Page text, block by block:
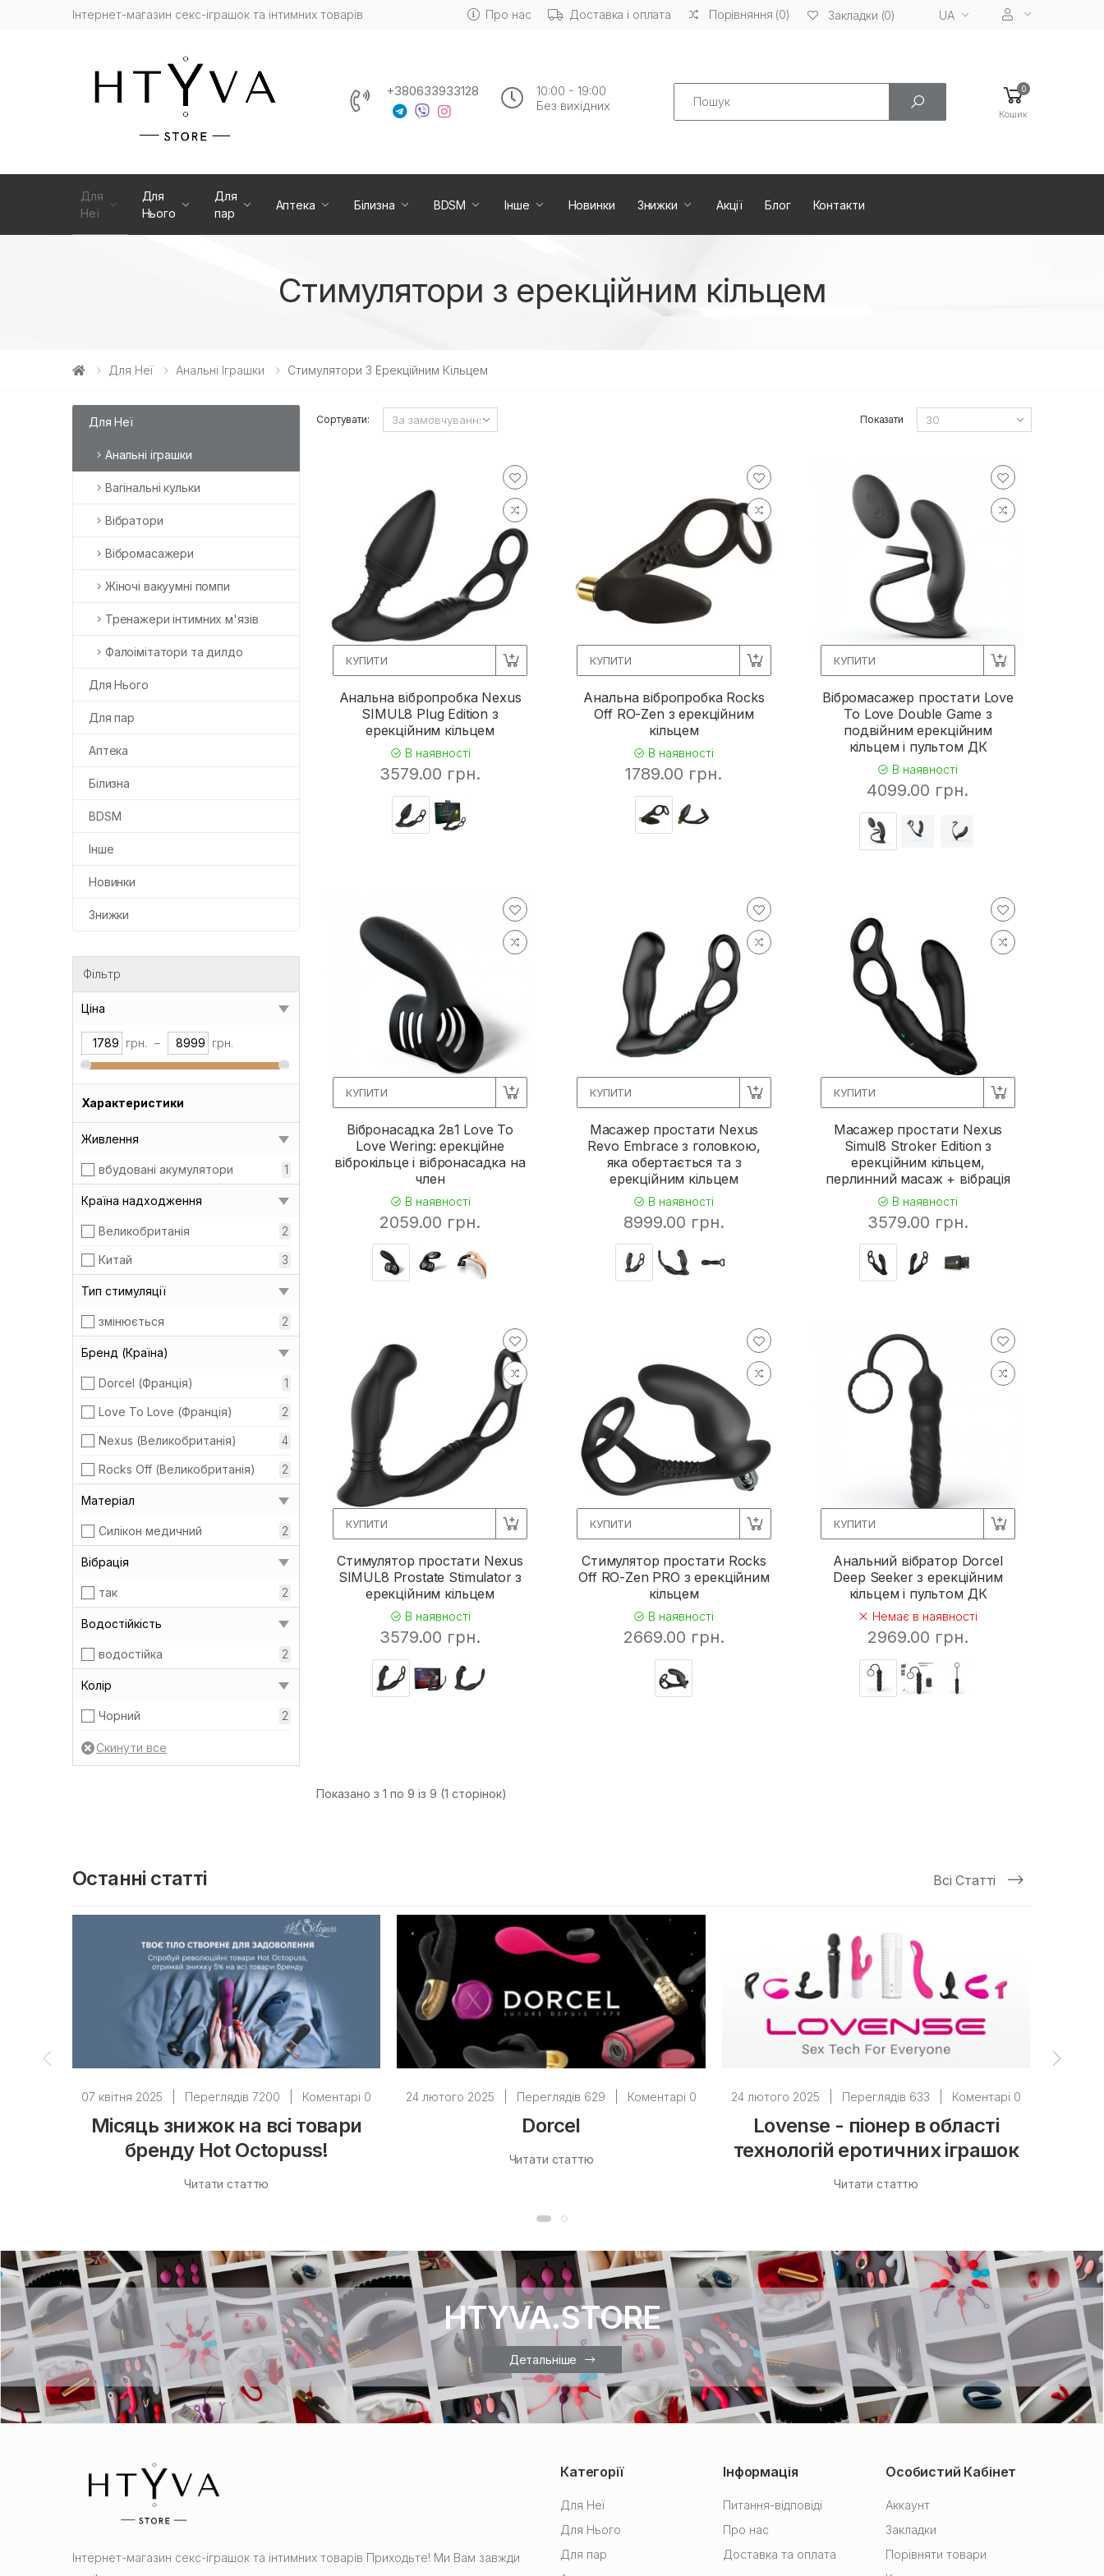
Інтернет-магазин cекс-іграшок та інтимних товарів Про нас Доставка і оплата Порівняння (0) Закладки (0) UA
+380633933128
10:00 - 19:00
Без вихiдних
Search 0
Кошик
Для
Неї
Для
Нього
Для
пар
Аптека Білизна BDSM Інше Новинки Знижки Акції Блог Контакти
Стимулятори з ерекційним кільцем
Для Неї Анальні Іграшки Стимулятори З Ерекційним Кільцем
Для Неї
Анальні іграшки
Вагінальні кульки
Вібратори
Вібромасажери
Жіночі вакуумні помпи
Тренажери інтимних м'язів
Фалоімітатори та дилдо
Для Нього
Для пар
Аптека
Білизна
BDSM
Інше
Новинки
Знижки
Фільтр
Ціна
грн. – грн.
Характеристики
Живлення
вбудовані акумулятори 1
Країна надходження
Великобританія 2
Китай 3
Тип стимуляції
змінюється 2
Бренд (Країна)
Dorcel (Франція) 1
Love To Love (Франція) 2
Nexus (Великобританія) 4
Rocks Off (Великобританія) 2
Матеріал
Силікон медичний 2
Вібрація
так 2
Водостійкість
водостійка 2
Колір
Чорний 2
Сортувати: Показати
КУПИТИ
Анальна вібропробка Nexus
SIMUL8 Plug Edition з
ерекційним кільцем
В наявності
3579.00 грн.
КУПИТИ
Анальна вібропробка Rocks
Off RO-Zen з ерекційним
кільцем
В наявності
1789.00 грн.
КУПИТИ
Вібромасажер простати Love
To Love Double Game з
подвійним ерекційним
кільцем і пультом ДК
В наявності
4099.00 грн.
КУПИТИ
Вібронасадка 2в1 Love To
Love Wering: ерекційне
віброкільце і вібронасадка на
член
В наявності
2059.00 грн.
КУПИТИ
Масажер простати Nexus
Revo Embrace з головкою,
яка обертається та з
ерекційним кільцем
В наявності
8999.00 грн.
КУПИТИ
Масажер простати Nexus
Simul8 Stroker Edition з
ерекційним кільцем,
перлинний масаж + вібрація
В наявності
3579.00 грн.
КУПИТИ
Стимулятор простати Nexus
SIMUL8 Prostate Stimulator з
ерекційним кільцем
В наявності
3579.00 грн.
КУПИТИ
Стимулятор простати Rocks
Off RO-Zen PRO з ерекційним
кільцем
В наявності
2669.00 грн.
КУПИТИ
Анальний вібратор Dorcel
Deep Seeker з ерекційним
кільцем і пультом ДК
Немає в наявності
2969.00 грн.
Показано з 1 по 9 із 9 (1 сторінок)
Останні статті Всі Статті
07 квітня 2025 Переглядів 7200 Коментарі 0
Місяць знижок на всі товари
бренду Hot Octopuss!
Читати статтю
24 лютого 2025 Переглядів 629 Коментарі 0
Dorcel
Читати статтю
24 лютого 2025 Переглядів 633 Коментарі 0
Lovense - піонер в області
технологій еротичних іграшок
Читати статтю
HTYVA.STORE
Детальніше
Інтернет-магазин cекс-іграшок та інтимних товарів Приходьте! Ми Вам завжди
Категорії
Для Неї
Для Нього
Для пар
Інформація
Питання-відповіді
Про нас
Доставка та оплата
Особистий Кабінет
Аккаунт
Закладки
Порівняти товари